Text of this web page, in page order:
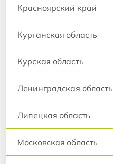
Красноярский край
Курганская область
Курская область
Ленинградская область
Липецкая область
Московская область